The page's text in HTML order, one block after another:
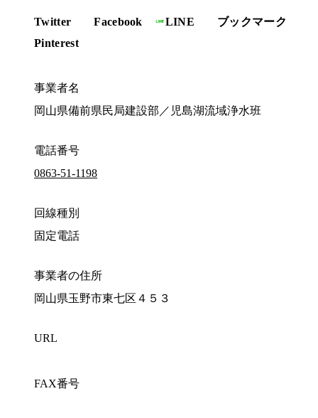
Twitter Facebook LINE
ブックマーク
Pinterest
事業者名
岡山県備前県民局建設部／児島湖流域浄水班
電話番号
0863-51-1198
回線種別
固定電話
事業者の住所
岡山県玉野市東七区４５３
URL
FAX番号